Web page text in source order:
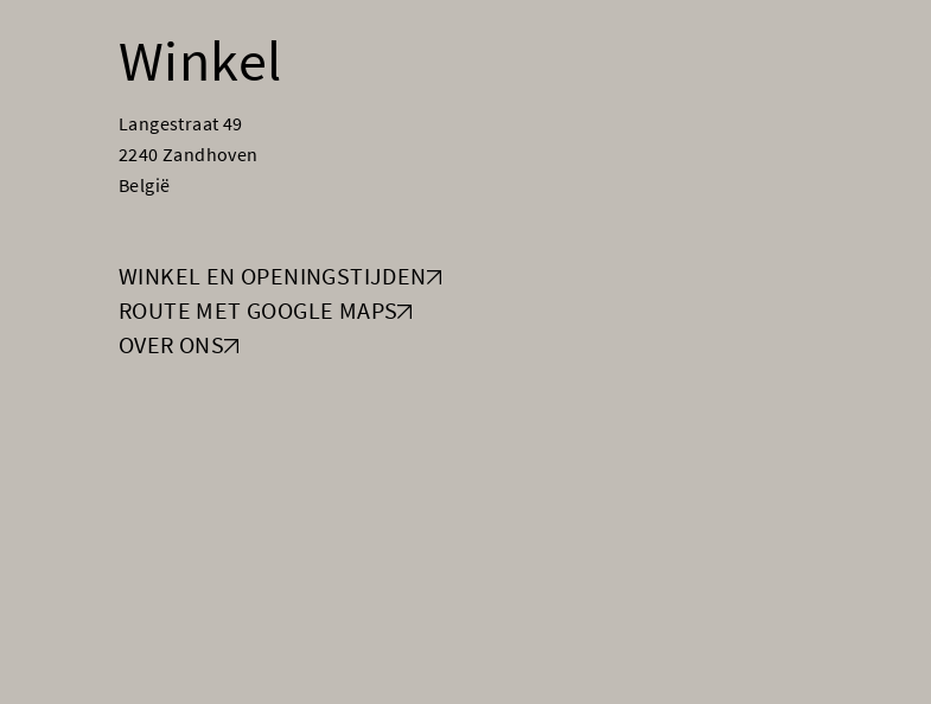
Winkel
Langestraat 49
2240 Zandhoven
België
WINKEL EN OPENINGSTIJDEN
ROUTE MET GOOGLE MAPS
OVER ONS